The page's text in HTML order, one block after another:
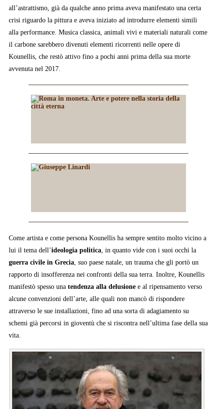
all’astrattismo, già da qualche anno prima aveva manifestato una certa
crisi riguardo la pittura e aveva iniziato ad introdurre elementi simili
alla performance. Musica classica, animali vivi e materiali naturali come
il carbone sarebbero divenuti elementi ricorrenti nelle opere di
Kounellis, che restò attivo fino a pochi anni prima della sua morte
avvenuta nel 2017.
Come artista e come persona Kounellis ha sempre sentito molto vicino a
lui il tema dell’ideologia politica, in quanto vide con i suoi occhi la
guerra civile in Grecia, suo paese natale, un trauma che gli portò un
rapporto di insofferenza nei confronti della sua terra. Inoltre, Kounellis
manifestò spesso una tendenza alla delusionee al ripensamento verso
alcune convenzioni dell’arte, alle quali non mancò di rispondere
attraverso le sue installazioni, fino ad una sorta di adagiamento su
schemi già percorsi in gioventù che si riscontra nell’ultima fase della sua
vita.